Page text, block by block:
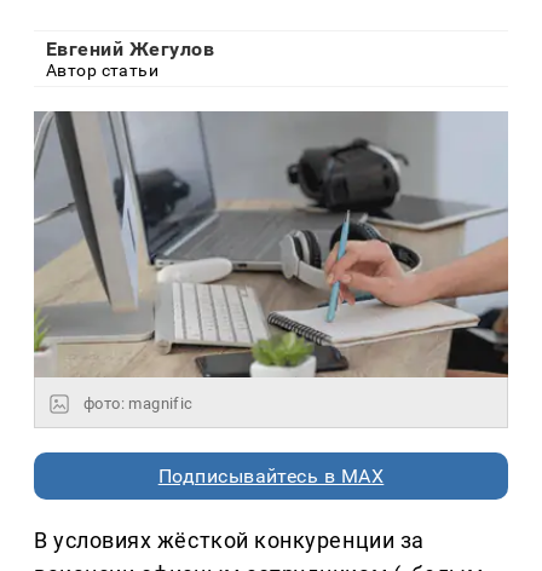
Евгений Жегулов
Автор статьи
фото: magnific
Подписывайтесь в MAX
В условиях жёсткой конкуренции за